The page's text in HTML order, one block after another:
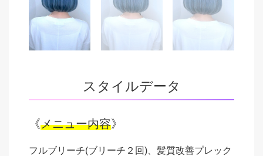
スタイルデータ
《メニュー内容》
フルブリーチ(ブリーチ２回)、髪質改善プレック